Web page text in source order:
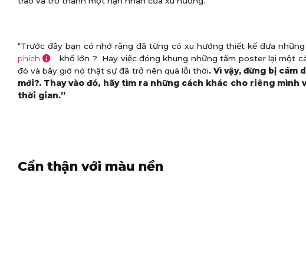
“Trước đây bạn có nhớ rằng đã từng có xu hướng thiết kế đưa
phích
khổ lớn ? Hay việc đóng khung những tấm poster lại một
đó và bây giờ nó thật sự đã trở nên quá lỗi thời. Vì vậy, đừng bị cám
mới?. Thay vào đó, hãy tìm ra những cách khác cho riêng
thời gian.”
Cẩn thận với màu nền